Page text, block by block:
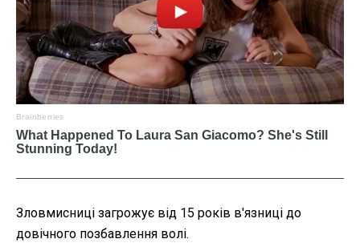
Зловмисниці загрожує від 15 років в'язниці до
довічного позбавлення волі.